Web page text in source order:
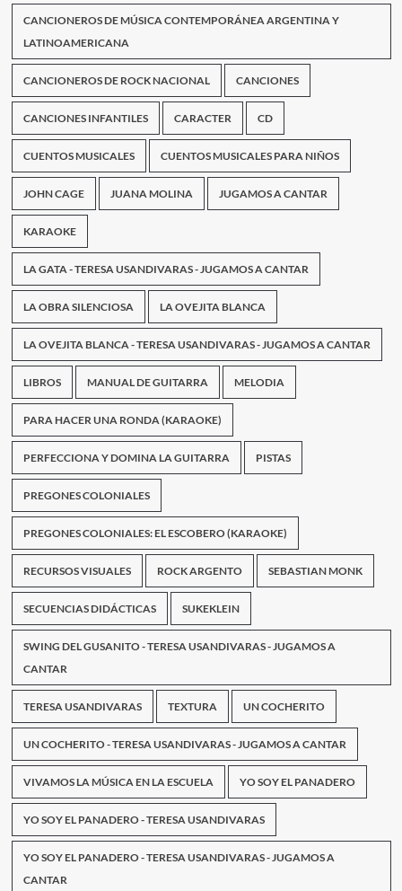
CANCIONEROS DE MÚSICA CONTEMPORÁNEA ARGENTINA Y
LATINOAMERICANA
CANCIONEROS DE ROCK NACIONAL CANCIONES
CANCIONES INFANTILES CARACTER CD
CUENTOS MUSICALES CUENTOS MUSICALES PARA NIÑOS
JOHN CAGE JUANA MOLINA JUGAMOS A CANTAR
KARAOKE
LA GATA - TERESA USANDIVARAS - JUGAMOS A CANTAR
LA OBRA SILENCIOSA LA OVEJITA BLANCA
LA OVEJITA BLANCA - TERESA USANDIVARAS - JUGAMOS A CANTAR
LIBROS MANUAL DE GUITARRA MELODIA
PARA HACER UNA RONDA (KARAOKE)
PERFECCIONA Y DOMINA LA GUITARRA PISTAS
PREGONES COLONIALES
PREGONES COLONIALES: EL ESCOBERO (KARAOKE)
RECURSOS VISUALES ROCK ARGENTO SEBASTIAN MONK
SECUENCIAS DIDÁCTICAS SUKEKLEIN
SWING DEL GUSANITO - TERESA USANDIVARAS - JUGAMOS A
CANTAR
TERESA USANDIVARAS TEXTURA UN COCHERITO
UN COCHERITO - TERESA USANDIVARAS - JUGAMOS A CANTAR
VIVAMOS LA MÚSICA EN LA ESCUELA YO SOY EL PANADERO
YO SOY EL PANADERO - TERESA USANDIVARAS
YO SOY EL PANADERO - TERESA USANDIVARAS - JUGAMOS A
CANTAR